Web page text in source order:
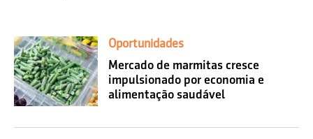
Oportunidades
Mercado de marmitas cresce
impulsionado por economia e
alimentação saudável